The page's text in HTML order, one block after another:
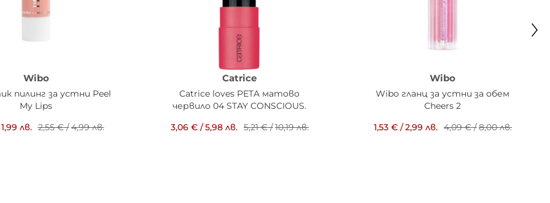
Wibo
пилинг за устни Peel
My Lips
1,99 лв. 2,55 €/4,99 лв.
Catrice
Catrice loves PETA матово
червило 04 STAY CONSCIOUS.
3,06 € /5,98 лв. 5,21 €/10,19 лв.
Wibo
Wibo гланц за устни за обем
Cheers 2
1,53 € /2,99 лв. 4,09 €/8,00 лв.